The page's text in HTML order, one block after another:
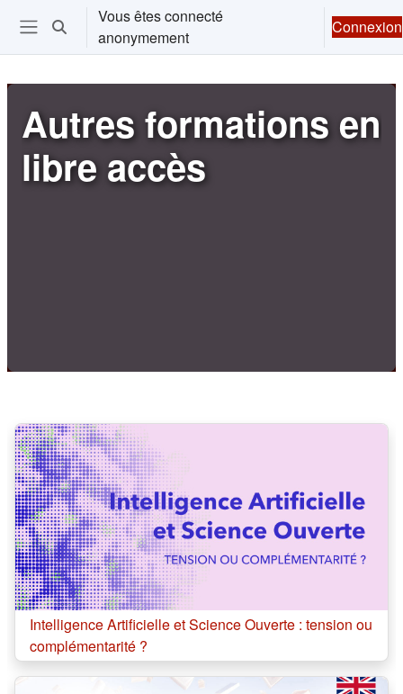
Passer au contenu principal
Ouvrir le menu de navigation
Activer/désactiver la saisie de recherche
Vous êtes connecté
anonymement
Connexion
Autres formations en
libre accès
Cours:
Intelligence Artificielle et Science Ouverte : tension ou
complémentarité ?